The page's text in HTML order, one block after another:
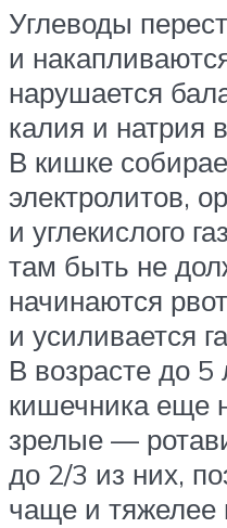
Углеводы
и
нарушается
калия и натрия
В кишке
электролитов,
и углекислого
там быть не
начинаются
и усиливается
В возрасте до 5
кишечника еще
зрелые —
до 2/3 из них,
чаще и тяжелее